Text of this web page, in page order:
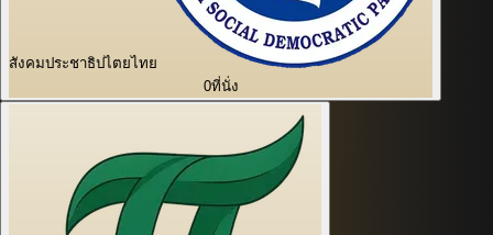
สังคมประชาธิปไตยไทย
0ที่นั่ง